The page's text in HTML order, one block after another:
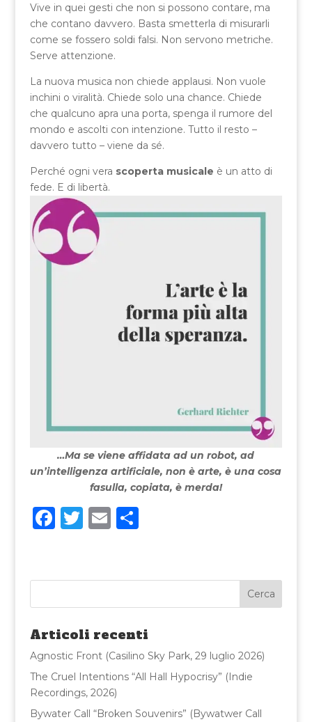
Vive in quei gesti che non si possono contare, ma
che contano davvero. Basta smetterla di misurarli
come se fossero soldi falsi. Non servono metriche.
Serve attenzione.
La nuova musica non chiede applausi. Non vuole
inchini o viralità. Chiede solo una chance. Chiede
che qualcuno apra una porta, spenga il rumore del
mondo e ascolti con intenzione. Tutto il resto –
davvero tutto – viene da sé.
Perché ogni vera scoperta musicale è un atto di
fede. E di libertà.
…Ma se viene affidata ad un robot, ad
un’intelligenza artificiale, non è arte, è una cosa
fasulla, copiata, è merda!
F
e
b
o
o
k
T
te
r
E
l
C
di
vi
di
Articoli recenti
Agnostic Front (Casilino Sky Park, 29 luglio 2026)
The Cruel Intentions “All Hall Hypocrisy” (Indie
Recordings, 2026)
Bywater Call “Broken Souvenirs” (Bywatwer Call